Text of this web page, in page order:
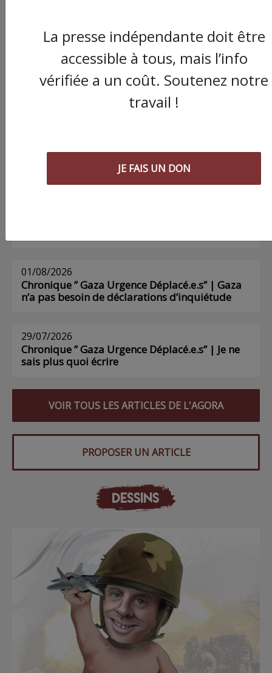
Commander le dernier numéro papier du
Poing !
Voir tous les numéros papier
AGORA
01/08/2026
Chronique ” Gaza Urgence Déplacé.e.s” | Gaza
n’a pas besoin de déclarations d’inquiétude
29/07/2026
Chronique ” Gaza Urgence Déplacé.e.s” | Je ne
sais plus quoi écrire
VOIR TOUS LES ARTICLES DE L'AGORA
PROPOSER UN ARTICLE
DESSINS
La presse indépendante doit être
accessible à tous, mais l’info
vérifiée a un coût. Soutenez notre
travail !
JE FAIS UN DON